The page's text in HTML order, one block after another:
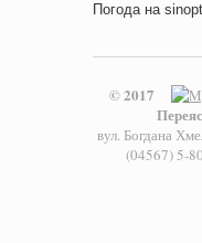
Погода на
© 2017
вул. Богдана
(04567) 5-